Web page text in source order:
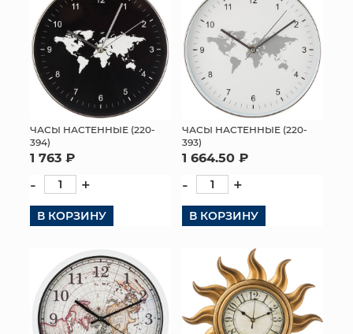
ЧАСЫ НАСТЕННЫЕ (220-
394)
1 763 ₽
- +
В КОРЗИНУ
ЧАСЫ НАСТЕННЫЕ (220-
393)
1 664.50 ₽
- +
В КОРЗИНУ